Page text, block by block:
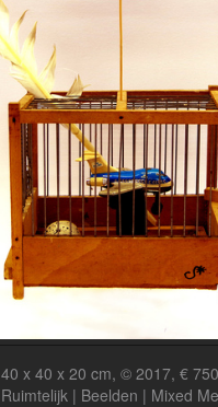
40 x 40 x 20 cm, © 2017, €
Ruimtelijk | Beelden | Mixed